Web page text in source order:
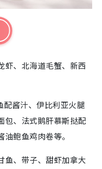
虾、北海道毛蟹、新西
配酱汁、伊比利亚火腿
包、法式鹅肝慕斯挞配
鲍鱼鸡肉卷等。
鱼、带子、甜虾加拿大